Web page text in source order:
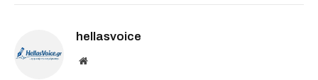
hellasvoice
Website